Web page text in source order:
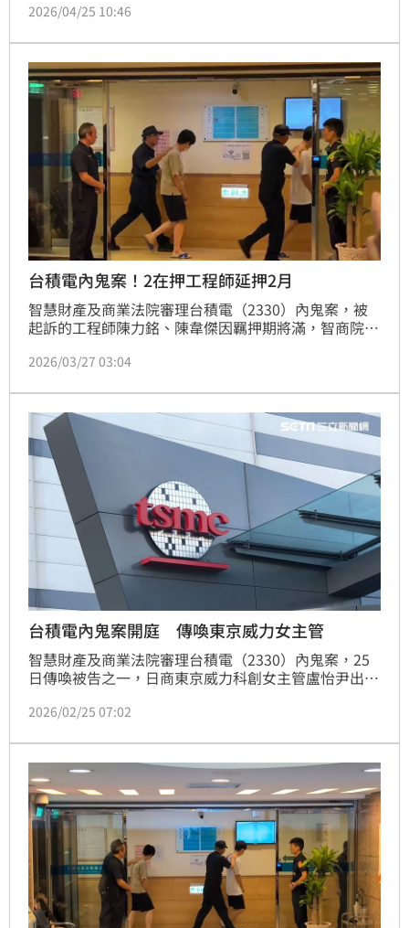
洩漏台積電2奈米機密，去年8月間，3人遭檢方依國安
涉案，也被檢方追加起，今年3月間辯論終結，本月27
日上午11點，智慧財產及商業法院將宣判。
2026/04/25 10:46
台積電內鬼案！2在押工程師延押2月
智慧財產及商業法院審理台積電（2330）內鬼案，被
起訴的工程師陳力銘、陳韋傑因羈押期將滿，智商院27
2026/03/27 03:04
台積電內鬼案開庭 傳喚東京威力女主管
智慧財產及商業法院審理台積電（2330）內鬼案，25
日傳喚被告之一，日商東京威力科創女主管盧怡尹出
一事毫不知情。
2026/02/25 07:02